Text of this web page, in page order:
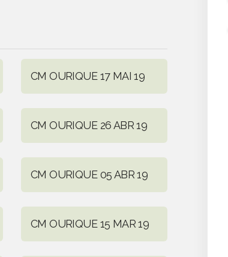
CM OURIQUE 17 MAI 19
CM OURIQUE 26 ABR 19
CM OURIQUE 05 ABR 19
CM OURIQUE 15 MAR 19